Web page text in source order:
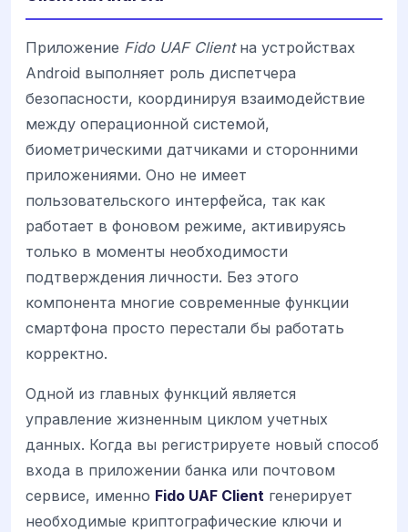
Приложение Fido UAF Clientна устройствах
Android выполняет роль диспетчера
безопасности, координируя взаимодействие
между операционной системой,
биометрическими датчиками и сторонними
приложениями. Оно не имеет
пользовательского интерфейса, так как
работает в фоновом режиме, активируясь
только в моменты необходимости
подтверждения личности. Без этого
компонента многие современные функции
смартфона просто перестали бы работать
корректно.
Одной из главных функций является
управление жизненным циклом учетных
данных. Когда вы регистрируете новый способ
входа в приложении банка или почтовом
сервисе, именно Fido UAF Client генерирует
необходимые криптографические ключи и